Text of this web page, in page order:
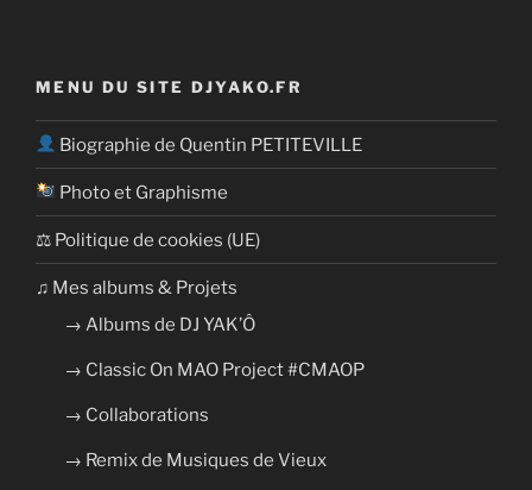
MENU DU SITE DJYAKO.FR
Biographie de Quentin PETITEVILLE
Photo et Graphisme
⚖ Politique de cookies (UE)
​​♫ Mes albums & Projets
→ Albums de DJ YAK’Ô
→ Classic On MAO Project #CMAOP
→ Collaborations
→ Remix de Musiques de Vieux